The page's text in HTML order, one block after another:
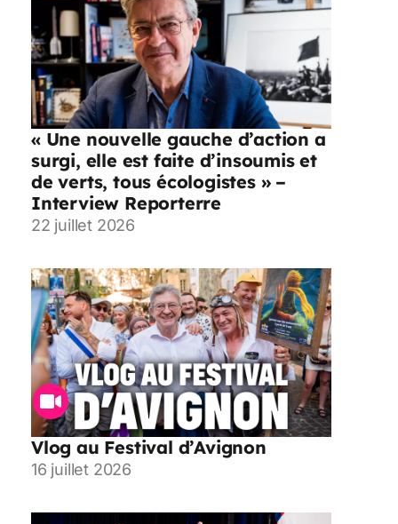
« Une nouvelle gauche d’action a
surgi, elle est faite d’insoumis et
de verts, tous écologistes » –
Interview Reporterre
22 juillet 2026
Vlog au Festival d’Avignon
16 juillet 2026